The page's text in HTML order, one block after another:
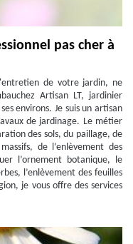
pas cher à
de votre jardin, ne
Artisan LT, jardinier
environs. Je suis un artisan
de jardinage. Le métier
des sols, du paillage, de
de l’enlèvement des
l’ornement botanique, le
l’enlèvement des feuilles
je vous offre des services